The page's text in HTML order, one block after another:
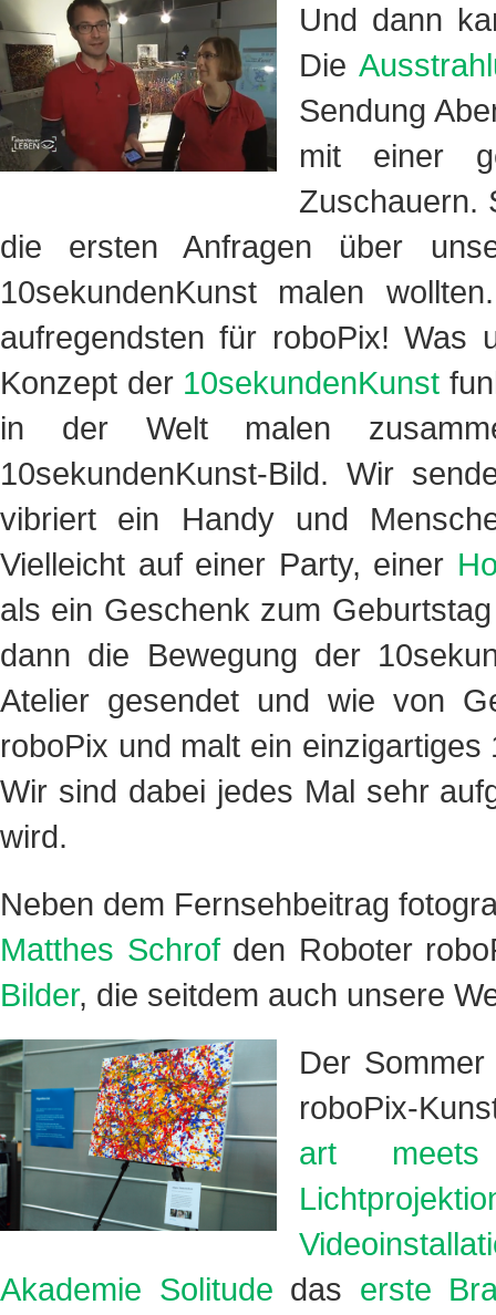
Und dann
Die
Sendung
mit einer
Zuschauern.
die ersten Anfragen über
10sekundenKunst malen
aufregendsten für roboPix!
Konzept der 10sekundenKunst
in der Welt malen
10sekundenKunst-Bild. Wir
vibriert ein Handy und
Vielleicht auf einer Party, einer
als ein Geschenk zum
dann die Bewegung der
Atelier gesendet und wie von
roboPix und malt ein
Wir sind dabei jedes Mal sehr
wird.
Neben dem Fernsehbeitrag
Matthes Schrofden Roboter
Bilder, die seitdem auch unsere
Der
roboPix-
art
Akademie Solitude das erste